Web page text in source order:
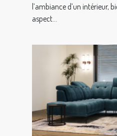
l’ambiance d’un intérieur,
aspect...